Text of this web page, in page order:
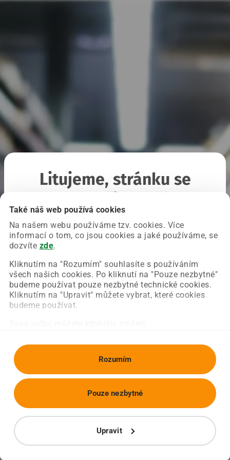
Také náš web používá cookies
Na našem webu používáme tzv. cookies. Více
informací o tom, co jsou cookies a jaké používáme, se
dozvíte zde.
Kliknutím na "Rozumím" souhlasíte s používáním
všech našich cookies. Po kliknutí na "Pouze nezbytné"
budeme používat pouze nezbytné technické cookies.
Kliknutím na "Upravit" můžete vybrat, které cookies
budeme používat.
Rozumím
Upravit
Pouze nezbytné
Litujeme, stránku se
Chyba nastala na naší straně a už ji opravujeme.
Zkuste prosím znovu načíst požadovanou stránku.
Obnovit stránku Úvodní strana